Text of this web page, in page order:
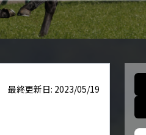
最終更新日: 2023/05/19